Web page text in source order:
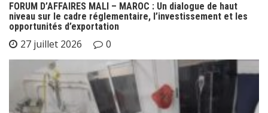
FORUM D’AFFAIRES MALI – MAROC : Un dialogue de haut
niveau sur le cadre réglementaire, l’investissement et les
opportunités d’exportation
27 juillet 2026 0